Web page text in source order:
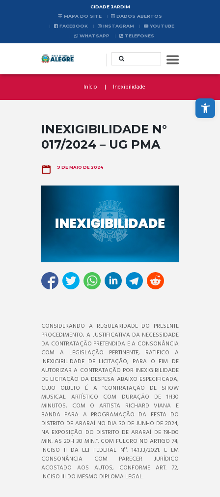
Abrir a barra de ferramentas
CIDADE JARDIM
MAPA DO SITE
DADOS ABERTOS
FACEBOOK
INSTAGRAM
YOUTUBE
WHATSAPP
TELEFONES
Início Inexibilidade
INEXIGIBILIDADE N°
017/2024 – UG PMA
9 DE MAIO DE 2024
CONSIDERANDO A REGULARIDADE DO PRESENTE
PROCEDIMENTO, A JUSTIFICATIVA DA NECESSIDADE
DA CONTRATAÇÃO PRETENDIDA E A CONSONÂNCIA
COM A LEGISLAÇÃO PERTINENTE, RATIFICO A
INEXIGIBILIDADE DE LICITAÇÃO, PARA O FIM DE
AUTORIZAR A CONTRATAÇÃO POR INEXIGIBILIDADE
DE LICITAÇÃO DA DESPESA ABAIXO ESPECIFICADA,
CUJO OBJETO É A “CONTRATAÇÃO DE SHOW
MUSICAL ARTÍSTICO COM DURAÇÃO DE 1H30
MINUTOS, COM O ARTISTA RICHARD VIANA E
BANDA PARA A PROGRAMAÇÃO DA FESTA DO
DISTRITO DE ARARAÍ NO DIA 30 DE JUNHO DE 2024,
NA EXPOSIÇÃO DO DISTRITO DE ARARAÍ DE 19H00
MIN. AS 20H 30 MIN.”, COM FULCRO NO ARTIGO 74,
INCISO II DA LEI FEDERAL Nº. 14.133/2021, E EM
CONSONÂNCIA COM PARECER JURÍDICO
ACOSTADO AOS AUTOS, CONFORME ART. 72,
INCISO III DO MESMO DIPLOMA LEGAL.